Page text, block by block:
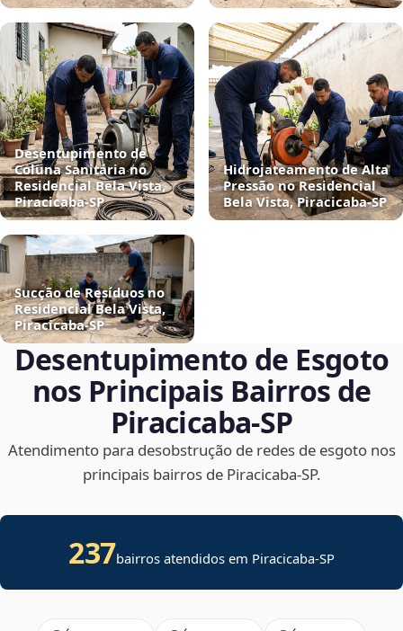
Desentupimento de
Coluna Sanitária no
Residencial Bela Vista,
Piracicaba‑SP
Hidrojateamento de Alta
Pressão no Residencial
Bela Vista, Piracicaba‑SP
Sucção de Resíduos no
Residencial Bela Vista,
Piracicaba‑SP
Desentupimento de Esgoto
nos Principais Bairros de
Piracicaba‑SP
Atendimento para desobstrução de redes de esgoto nos
principais bairros de Piracicaba‑SP.
237bairros atendidos em Piracicaba-SP